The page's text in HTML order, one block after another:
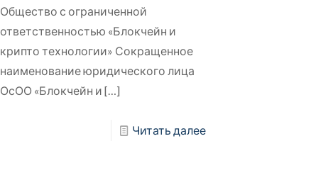
Общество с ограниченной
ответственностью «Блокчейн и
крипто технологии» Сокращенное
наименование юридического лица
ОсОО «Блокчейн и […]
Читать далее